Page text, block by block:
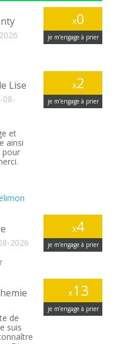
x0
je m’engage à prier
x2
je m’engage à prier
Lise
08-
et
ainsi
pour
x4
je m’engage à prier
2026
x13
je m’engage à prier
de
suis